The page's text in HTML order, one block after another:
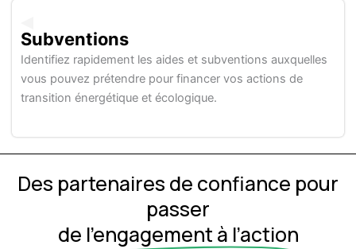
Subventions
Identifiez rapidement les aides et subventions auxquelles
vous pouvez prétendre pour financer vos actions de
transition énergétique et écologique.
Des partenaires de confiance pour
passer
de l’engagement à l’action